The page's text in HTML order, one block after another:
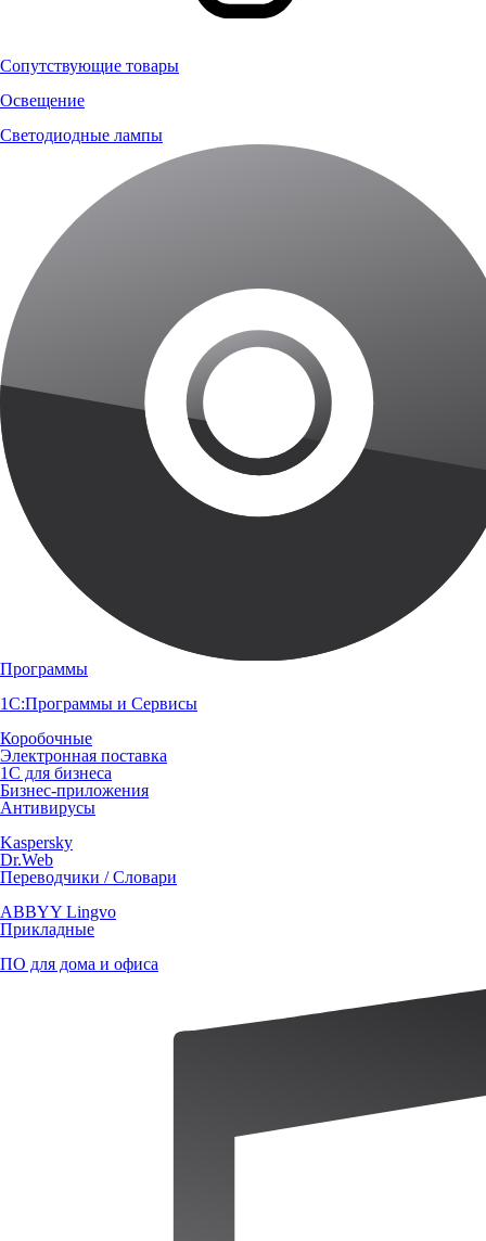
Сопутствующие товары
Освещение
Светодиодные лампы
Программы
1С:Программы и Сервисы
Коробочные
Электронная поставка
1С для бизнеса
Бизнес-приложения
Антивирусы
Kaspersky
Dr.Web
Переводчики / Словари
ABBYY Lingvo
Прикладные
ПО для дома и офиса